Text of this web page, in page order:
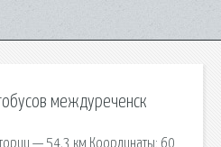
междуреченск
— 54,3 км Координаты: 60